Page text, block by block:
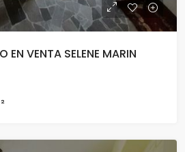
EN VENTA SELENE MARIN